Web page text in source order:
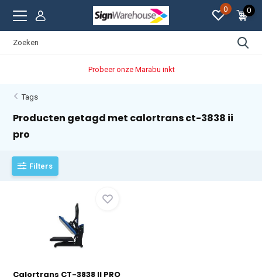
0 0
Probeer onze Marabu inkt
Tags
Producten getagd met calortrans ct-3838 ii
pro
Filters
Calortrans CT-3838 II PRO